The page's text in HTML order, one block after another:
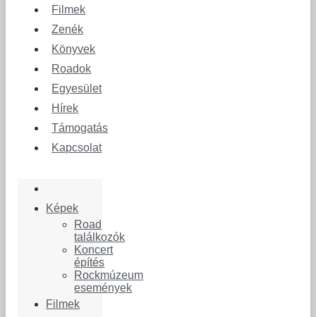
Filmek
Zenék
Könyvek
Roadok
Egyesület
Hírek
Támogatás
Kapcsolat
Képek
Road
találkozók
Koncert
építés
Rockmúzeum
események
Filmek